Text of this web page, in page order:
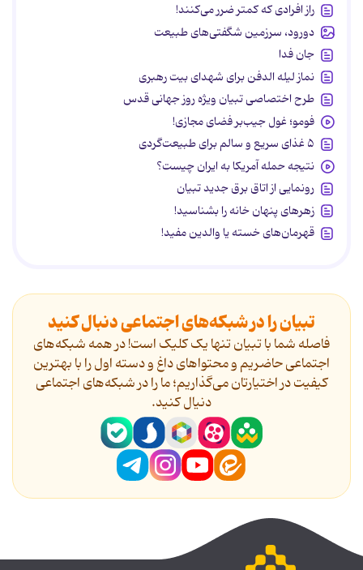
راز افرادی که کمتر ضرر می‌کنند!
دورود، سرزمین شگفتی‌های طبیعت
جان فدا
نماز لیله الدفن برای شهدای بیت رهبری
طرح اختصاصی تبیان ویژه روز جهانی قدس
فومو؛ غول جیب‌بر فضای مجازی!
۵ غذای سریع و سالم برای طبیعت‌گردی
نتیجه حمله آمریکا به ایران چیست؟
رونمایی از اتاق برق جدید تبیان
زهرهای پنهان خانه را بشناسید!
قهرمان‌های خسته یا والدین مفید!
تبیان را در شبکه‌های اجتماعی دنبال کنید
فاصله شما با تبیان تنها یک کلیک است! در همه شبکه‌های
اجتماعی حاضریم و محتواهای داغ و دسته اول را با بهترین
کیفیت در اختیارتان می‌گذاریم؛ ما را در شبکه‌های اجتماعی
دنیال کنید.